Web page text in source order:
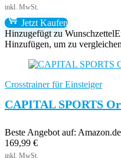
Jetzt Kaufen
Hinzugefügt zu Wunschzettel
Hinzufügen, um zu vergleichen
Crosstrainer für Einsteiger
CAPITAL SPORTS
Beste Angebot auf: Amazon.de
169,99 €